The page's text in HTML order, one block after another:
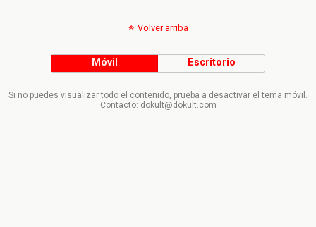
Volver arriba
Móvil Escritorio
Si no puedes visualizar todo el contenido, prueba a desactivar el tema móvil.
Contacto: dokult@dokult.com